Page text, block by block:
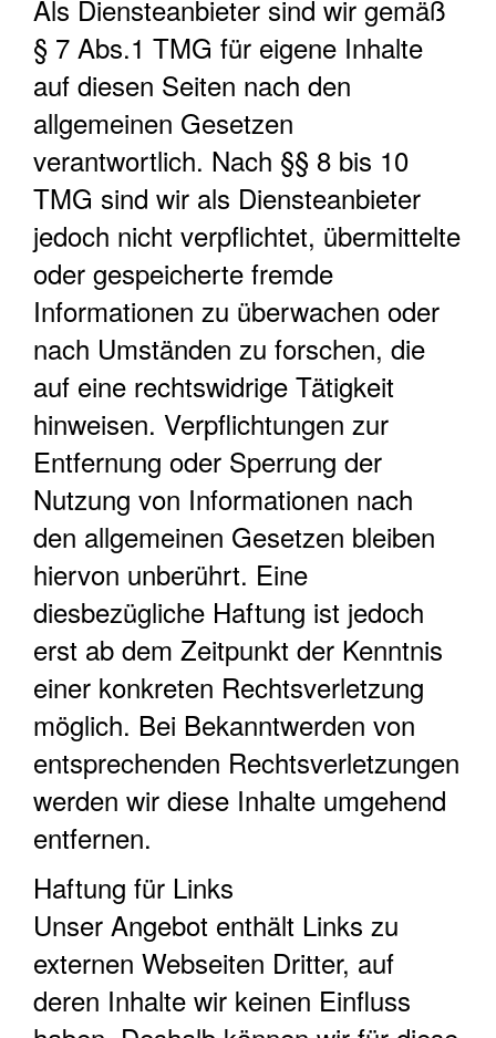
Als Diensteanbieter sind wir gemäß
§ 7 Abs.1 TMG für eigene Inhalte
auf diesen Seiten nach den
allgemeinen Gesetzen
verantwortlich. Nach §§ 8 bis 10
TMG sind wir als Diensteanbieter
jedoch nicht verpflichtet, übermittelte
oder gespeicherte fremde
Informationen zu überwachen oder
nach Umständen zu forschen, die
auf eine rechtswidrige Tätigkeit
hinweisen. Verpflichtungen zur
Entfernung oder Sperrung der
Nutzung von Informationen nach
den allgemeinen Gesetzen bleiben
hiervon unberührt. Eine
diesbezügliche Haftung ist jedoch
erst ab dem Zeitpunkt der Kenntnis
einer konkreten Rechtsverletzung
möglich. Bei Bekanntwerden von
entsprechenden Rechtsverletzungen
werden wir diese Inhalte umgehend
entfernen.
Haftung für Links
Unser Angebot enthält Links zu
externen Webseiten Dritter, auf
deren Inhalte wir keinen Einfluss